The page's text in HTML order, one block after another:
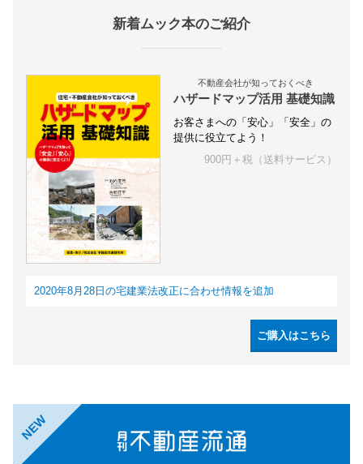
新着ムック本のご紹介
不動産会社が知っておくべき
ハザードマップ活用 基礎知識
お客さまへの「安心」「安全」の
提供に役立てよう！
900円＋税（送料サービス）
2020年8月28日の宅建業法改正に合わせ情報を追加
ご購入はこちら
NEW